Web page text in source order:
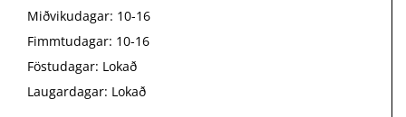
Miðvikudagar: 10-16
Fimmtudagar: 10-16
Föstudagar: Lokað
Laugardagar: Lokað